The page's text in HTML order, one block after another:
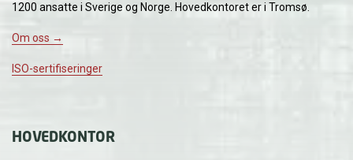
1200 ansatte i Sverige og Norge. Hovedkontoret er i Tromsø.
Om oss →
ISO-sertifiseringer
HOVEDKONTOR